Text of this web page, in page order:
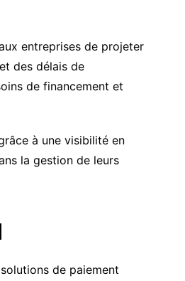
entreprises de projeter
des délais de
de financement et
à une visibilité en
la gestion de leurs
de paiement